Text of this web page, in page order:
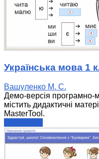
Українська мова 1
Вашуленко М. С.
Демо-версія програмно-
містить дидактичні
MasterTool.